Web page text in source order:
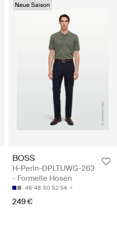
Neue Saison
BOSS
H-Perin-DPLTUWG-263
- Formelle Hosen
46 48 50 52 54
249 €